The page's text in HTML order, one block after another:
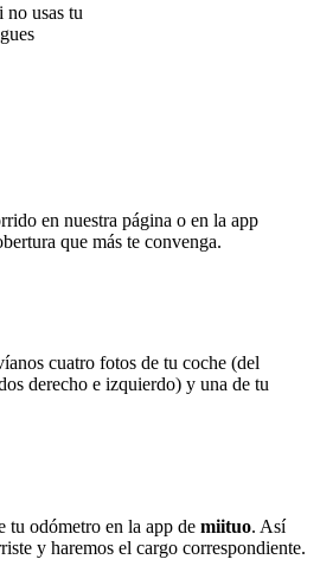
usas tu
en nuestra página o en la app
que más te convenga.
cuatro fotos de tu coche (del
derecho e izquierdo) y una de tu
tu odómetro en la app de miituo. Así
y haremos el cargo correspondiente.